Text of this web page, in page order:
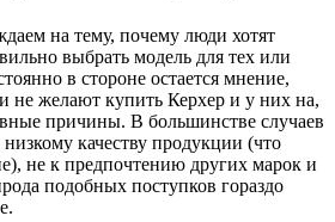
на тему, почему люди хотят
выбрать модель для тех или
в стороне остается мнение,
не желают купить Керхер и у них на,
причины. В большинстве случаев
низкому качеству продукции (что
не к предпочтению других марок и
подобных поступков гораздо